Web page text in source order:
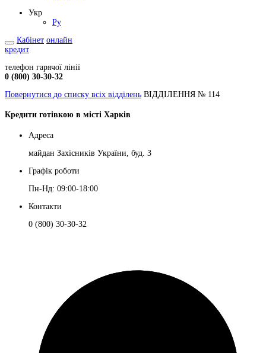
Укр
Ру
Кабінет онлайн
кредит
телефон гарячої лінії
0 (800) 30-30-32
Повернутися до списку всіх відділень ВІДДІЛЕННЯ № 114
Кредити готівкою в місті Харків
Адреса
майдан Захісників України, буд. 3
Графік роботи
Пн-Нд: 09:00-18:00
Контакти
0 (800) 30-30-32